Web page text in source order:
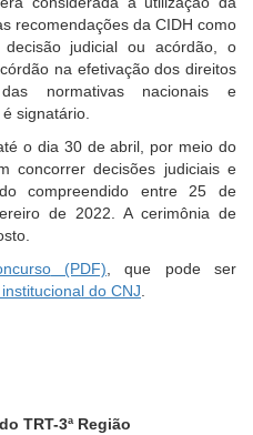
recomendações da CIDH como
judicial ou acórdão, o
na efetivação dos direitos
normativas nacionais e
signatário.
o dia 30 de abril, por meio do
concorrer decisões judiciais e
compreendido entre 25 de
de 2022. A cerimônia de
, que pode ser
do CNJ.
TRT-3ª Região